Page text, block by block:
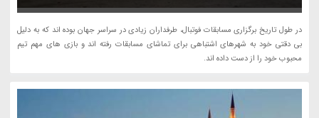
در طول تاریخ برگزاری مسابقات فوتبال، طرفداران زیادی در سراسر جهان بوده اند که به دلیل
بی دقتی خود به شهرهای اشتباهی برای تماشای مسابقات رفته اند و بازی های مهم تیم
محبوب خود را از دست داده اند.